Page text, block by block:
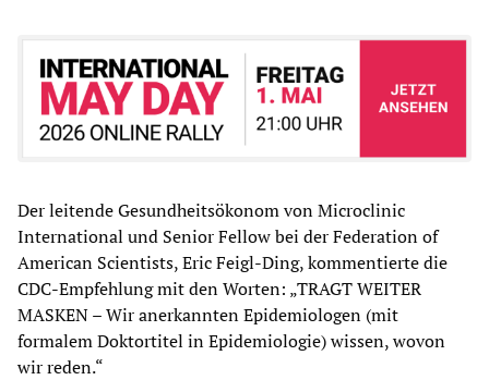
Der leitende Gesundheitsökonom von Microclinic
International und Senior Fellow bei der Federation of
American Scientists, Eric Feigl-Ding, kommentierte die
CDC-Empfehlung mit den Worten: „TRAGT WEITER
MASKEN – Wir anerkannten Epidemiologen (mit
formalem Doktortitel in Epidemiologie) wissen, wovon
wir reden.“